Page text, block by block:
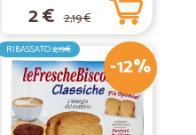
2 € 2,19 €
-12%
RIBASSATO2,19€